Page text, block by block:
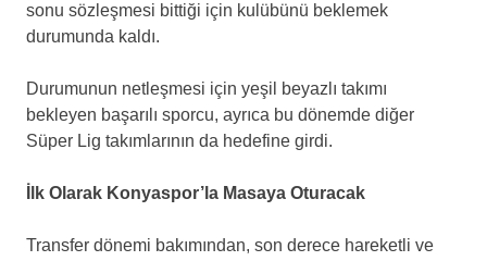
sonu sözleşmesi bittiği için kulübünü beklemek
durumunda kaldı.
Durumunun netleşmesi için yeşil beyazlı takımı
bekleyen başarılı sporcu, ayrıca bu dönemde diğer
Süper Lig takımlarının da hedefine girdi.
İlk Olarak Konyaspor’la Masaya Oturacak
Transfer dönemi bakımından, son derece hareketli ve